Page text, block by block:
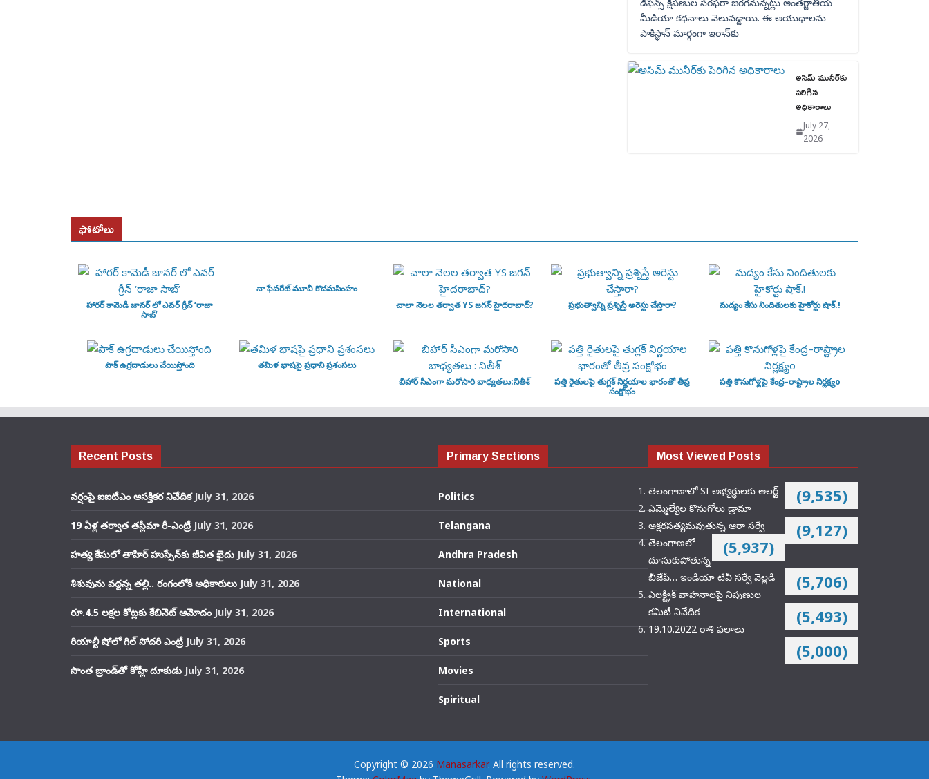
డిఫెన్స్ క్షిపణుల సరఫరా జరగనున్నట్లు అంతర్జాతీయ
మీడియా కథనాలు వెలువడ్డాయి. ఈ ఆయుధాలను
పాకిస్థాన్‌ మార్గంగా ఇరాన్‌కు
అసిమ్ మునీర్‌కు
పెరిగిన
అధికారాలు
July 27,
2026
ఫోటోలు
హారర్ కామెడీ జానర్ లో ఎవర్ గ్రీన్ ‘రాజా
సాబ్’
నా ఫేవరేట్ మూవీ కొదమసింహం
చాలా నెలల తర్వాత YS జగన్ హైదరాబాద్?
ప్రభుత్వాన్ని ప్రశ్నిస్తే అరెస్టు చేస్తారా? మద్యం కేసు నిందితులకు హైకోర్టు షాక్.!
పాక్ ఉగ్రదాడులు చేయిస్తోంది
తమిళ భాషపై ప్రధాని ప్రశంసలు
బిహార్ సీఎంగా మరోసారి బాధ్యతలు:నితీశ్
పత్తి రైతులపై తుగ్లక్‌ నిర్ణయాల భారంతో తీవ్ర
సంక్షోభం
పత్తి కొనుగోళ్లపై కేంద్ర–రాష్ట్రాల నిర్లక్ష్యo
Recent Posts
వర్షంపై ఐఐటీఎం ఆసక్తికర నివేదిక July 31, 2026
19 ఏళ్ల తర్వాత తస్లీమా రీ-ఎంట్రీ July 31, 2026
హత్య కేసులో తాహిర్ హుస్సేన్‌కు జీవిత ఖైదు July 31, 2026
శిశువును వద్దన్న తల్లి.. రంగంలోకి అధికారులు July 31, 2026
రూ.4.5 లక్షల కోట్లకు కేబినెట్ ఆమోదం July 31, 2026
రియాల్టీ షోలో గిల్ సోదరి ఎంట్రీ July 31, 2026
సొంత బ్రాండ్‌తో కోహ్లీ దూకుడు July 31, 2026
Primary Sections
Politics
Telangana
Andhra Pradesh
National
International
Sports
Movies
Spiritual
Most Viewed Posts
తెలంగాణాలో SI అభ్యర్థులకు అలర్ట్ (9,535)
ఎమ్మెల్యేల కొనుగోలు డ్రామా
(9,127)
అక్షరసత్యమవుతున్న ఆరా సర్వే
(5,937)
తెలంగాణలో
దూసుకుపోతున్న
బీజేపీ… ఇండియా టీవీ సర్వే వెల్లడి
(5,706)
ఎలక్ట్రిక్‌ వాహనాలపై నిపుణుల
కమిటీ నివేదిక
(5,493)
19.10.2022 రాశి ఫలాలు
(5,000)
Copyright © 2026 Manasarkar. All rights reserved.